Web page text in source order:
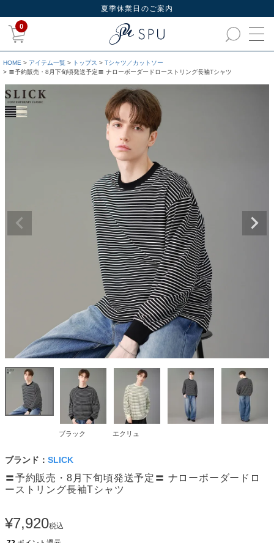
夏季休業日のご案内
0
HOME アイテム一覧 トップス
Tシャツ／カットソー
〓予約販売・8月下旬頃発送予定〓 ナローボーダードローストリング長袖Tシャツ
ブラック エクリュ
ブランド： SLICK
〓予約販売・8月下旬頃発送予定〓 ナローボーダードロ
ーストリング長袖Tシャツ
¥7,920税込